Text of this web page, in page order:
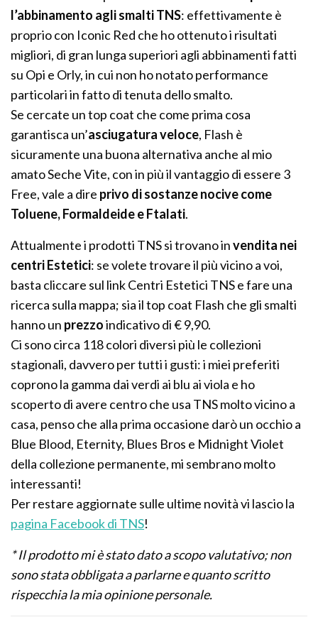
l’abbinamento agli smalti TNS: effettivamente è
proprio con Iconic Red che ho ottenuto i risultati
migliori, di gran lunga superiori agli abbinamenti fatti
su Opi e Orly, in cui non ho notato performance
particolari in fatto di tenuta dello smalto.
Se cercate un top coat che come prima cosa
garantisca un’asciugatura veloce, Flash è
sicuramente una buona alternativa anche al mio
amato Seche Vite, con in più il vantaggio di essere 3
Free, vale a dire privo di sostanze nocive come
Toluene, Formaldeide e Ftalati.
Attualmente i prodotti TNS si trovano invendita nei
centri Estetici: se volete trovare il più vicino a voi,
basta cliccare sul link Centri Estetici TNS e fare una
ricerca sulla mappa; sia il top coat Flash che gli smalti
hanno un prezzoindicativo di € 9,90.
Ci sono circa 118 colori diversi più le collezioni
stagionali, davvero per tutti i gusti: i miei preferiti
coprono la gamma dai verdi ai blu ai viola e ho
scoperto di avere centro che usa TNS molto vicino a
casa, penso che alla prima occasione darò un occhio a
Blue Blood, Eternity, Blues Bros e Midnight Violet
della collezione permanente, mi sembrano molto
interessanti!
Per restare aggiornate sulle ultime novità vi lascio la
pagina Facebook di TNS!
* Il prodotto mi è stato dato a scopo valutativo; non
sono stata obbligata a parlarne e quanto scritto
rispecchia la mia opinione personale.